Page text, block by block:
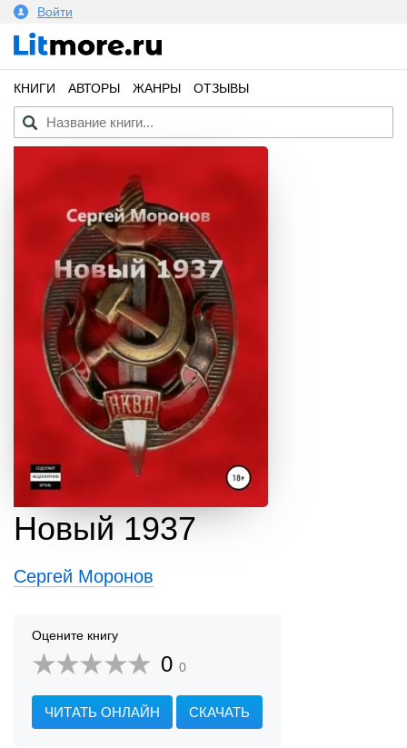
Войти
КНИГИ АВТОРЫ ЖАНРЫ ОТЗЫВЫ
Новый 1937
Сергей Моронов
Оцените книгу
0 0
ЧИТАТЬ ОНЛАЙН СКАЧАТЬ